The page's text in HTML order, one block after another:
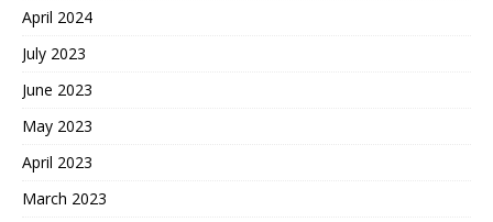
April 2024
July 2023
June 2023
May 2023
April 2023
March 2023